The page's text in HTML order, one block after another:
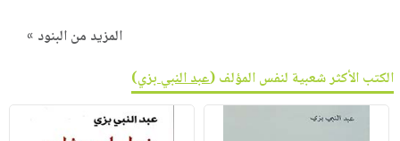
المزيد من البنود »
الكتب الأكثر شعبية لنفس المؤلف (عبد النبي بزي)